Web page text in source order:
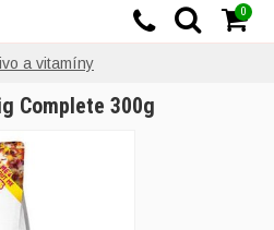
a vitamíny
Complete 300g
0